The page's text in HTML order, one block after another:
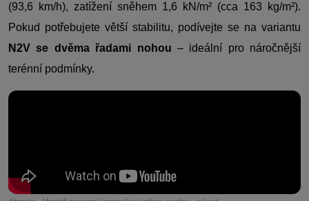
(93,6 km/h), zatížení sněhem 1,6 kN/m² (cca 163 kg/m²).
Pokud potřebujete větší stabilitu, podívejte se na variantu
N2V se dvěma řadami nohou – ideální pro náročnější
terénní podmínky.